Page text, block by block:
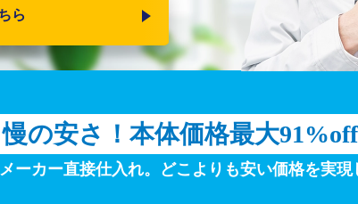
ら
の安さ！ 本体価格最大91%off
ーカー直接仕入れ。 どこよりも安い価格を実現